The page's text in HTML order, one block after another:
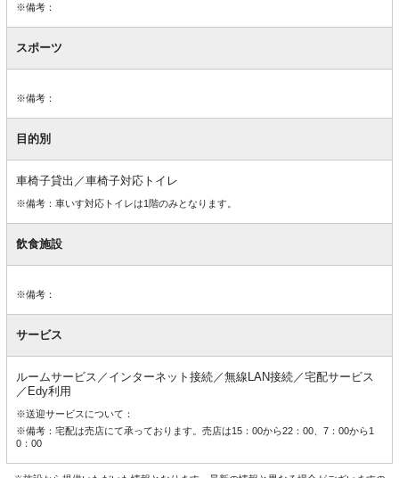
※備考：
スポーツ
※備考：
目的別
車椅子貸出／車椅子対応トイレ
※備考：車いす対応トイレは1階のみとなります。
飲食施設
※備考：
サービス
ルームサービス／インターネット接続／無線LAN接続／宅配サービス
／Edy利用
※送迎サービスについて：
※備考：宅配は売店にて承っております。売店は15：00から22：00、7：00から1
0：00